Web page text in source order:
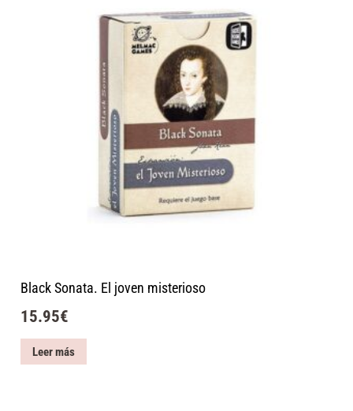
Black Sonata. El joven misterioso
15.95€
Leer más